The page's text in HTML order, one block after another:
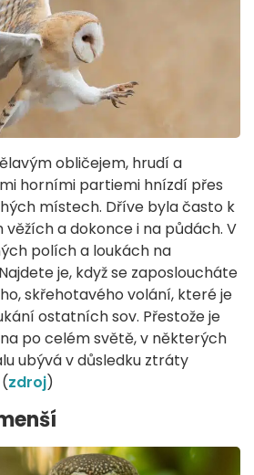
obličejem, hrudí a
horními partiemi hnízdí přes
místech. Dříve byla často k
a dokonce i na půdách. V
polích a loukách na
je, když se zaposloucháte
skřehotavého volání, které je
ostatních sov. Přestože je
po celém světě, v některých
ubývá v důsledku ztráty
zdroj)